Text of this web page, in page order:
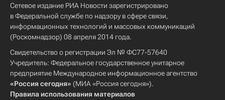
Сетевое издание РИА Новости зарегистрировано
в Федеральной службе по надзору в сфере связи,
информационных технологий и массовых коммуникаций
(Роскомнадзор) 08 апреля 2014 года.
Свидетельство о регистрации Эл № ФС77-57640
Учредитель: Федеральное государственное унитарное
предприятие Международное информационное агентство
«Россия сегодня» (МИА «Россия сегодня»).
Правила использования материалов